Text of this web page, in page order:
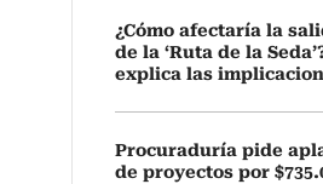
¿Cómo afectaría la
de la ‘Ruta de la
explica las
Procuraduría pide
de proyectos por